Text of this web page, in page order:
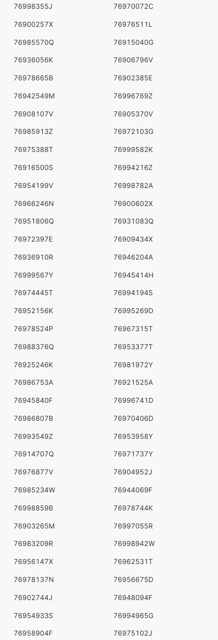
76998355J 76970072C
76900257X 76976511L
76985570Q 76915040G
76936056K 76906796V
76978665B 76902385E
76942549M 76996769Z
76908107V 76905370V
76985913Z 76972103G
76975388T 76999582K
76916500S 76994216Z
76954199V 76998782A
76966246N 76900602X
76951806Q 76931083Q
76972397E 76909434X
76936910R 76946204A
76999567Y 76945414H
76974445T 76994194S
76952156K 76995269D
76978524P 76967315T
76988376Q 76953377T
76925246K 76981972Y
76986753A 76921525A
76945840F 76996741D
76986807B 76970406D
76993549Z 76953958Y
76914707Q 76971737Y
76976877V 76904952J
76985234W 76944069F
76998859B 76978744K
76903265M 76997055R
76983209R 76998942W
76956147X 76962531T
76978137N 76956675D
76902744J 76948094F
76954933S 76994965G
76958904F 76975102J